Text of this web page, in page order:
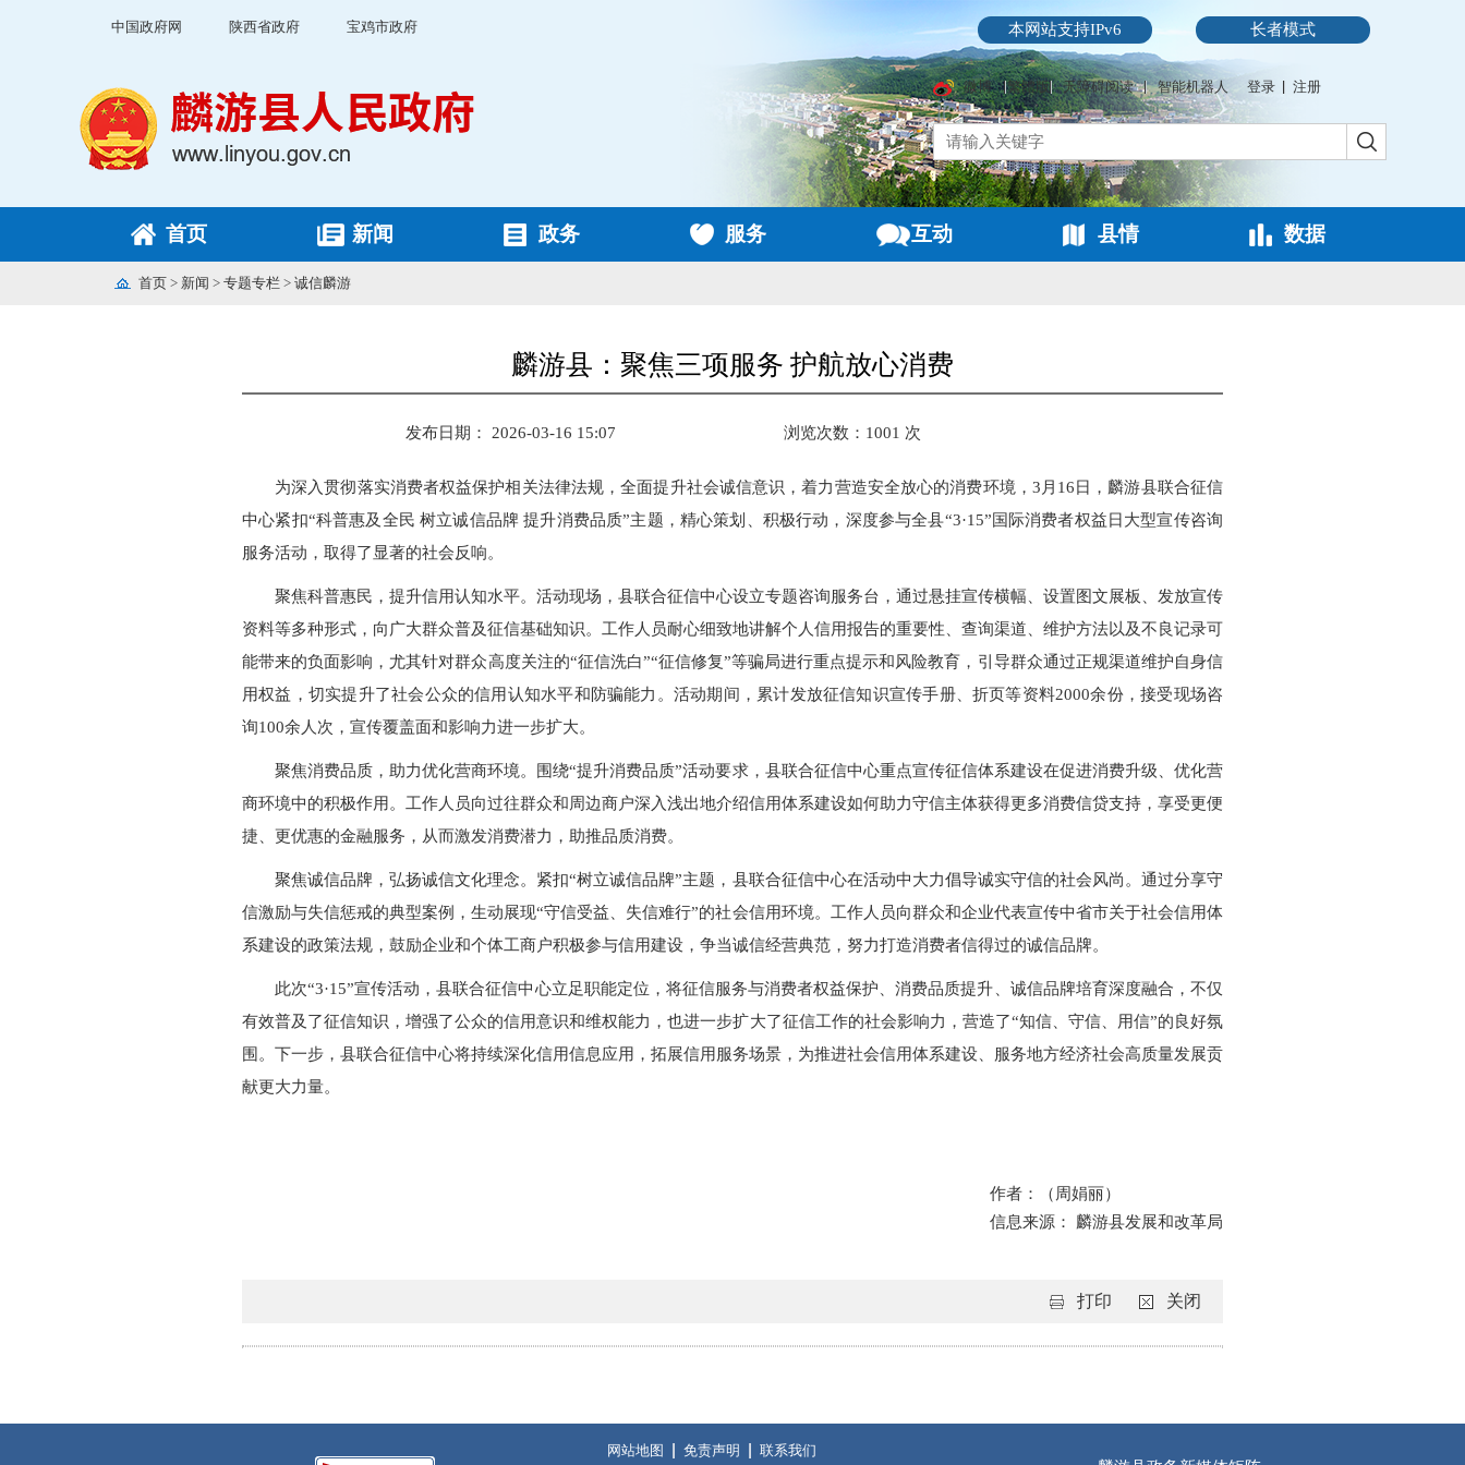
中国政府网 陕西省政府 宝鸡市政府 本网站支持IPv6 长者模式
微博 繁體版 无障碍阅读 智能机器人 登录 注册
首页 新闻 政务 服务 互动 县情 数据
首页 > 新闻 > 专题专栏 > 诚信麟游
麟游县：聚焦三项服务 护航放心消费
发布日期： 2026-03-16 15:07 浏览次数：1001 次
为深入贯彻落实消费者权益保护相关法律法规，全面提升社会诚信意识，着力营造安全放心的消费环境，3月16日，麟游县联合征信
中心紧扣“科普惠及全民 树立诚信品牌 提升消费品质”主题，精心策划、积极行动，深度参与全县“3·15”国际消费者权益日大型宣传咨询
服务活动，取得了显著的社会反响。
聚焦科普惠民，提升信用认知水平。活动现场，县联合征信中心设立专题咨询服务台，通过悬挂宣传横幅、设置图文展板、发放宣传
资料等多种形式，向广大群众普及征信基础知识。工作人员耐心细致地讲解个人信用报告的重要性、查询渠道、维护方法以及不良记录可
能带来的负面影响，尤其针对群众高度关注的“征信洗白”“征信修复”等骗局进行重点提示和风险教育，引导群众通过正规渠道维护自身信
用权益，切实提升了社会公众的信用认知水平和防骗能力。活动期间，累计发放征信知识宣传手册、折页等资料2000余份，接受现场咨
询100余人次，宣传覆盖面和影响力进一步扩大。
聚焦消费品质，助力优化营商环境。围绕“提升消费品质”活动要求，县联合征信中心重点宣传征信体系建设在促进消费升级、优化营
商环境中的积极作用。工作人员向过往群众和周边商户深入浅出地介绍信用体系建设如何助力守信主体获得更多消费信贷支持，享受更便
捷、更优惠的金融服务，从而激发消费潜力，助推品质消费。
聚焦诚信品牌，弘扬诚信文化理念。紧扣“树立诚信品牌”主题，县联合征信中心在活动中大力倡导诚实守信的社会风尚。通过分享守
信激励与失信惩戒的典型案例，生动展现“守信受益、失信难行”的社会信用环境。工作人员向群众和企业代表宣传中省市关于社会信用体
系建设的政策法规，鼓励企业和个体工商户积极参与信用建设，争当诚信经营典范，努力打造消费者信得过的诚信品牌。
此次“3·15”宣传活动，县联合征信中心立足职能定位，将征信服务与消费者权益保护、消费品质提升、诚信品牌培育深度融合，不仅
有效普及了征信知识，增强了公众的信用意识和维权能力，也进一步扩大了征信工作的社会影响力，营造了“知信、守信、用信”的良好氛
围。 下一步，县联合征信中心将持续深化信用信息应用，拓展信用服务场景，为推进社会信用体系建设、服务地方经济社会高质量发展贡
献更大力量。
作者：（周娟丽）
信息来源： 麟游县发展和改革局
打印 关闭
网站地图 免责声明 联系我们